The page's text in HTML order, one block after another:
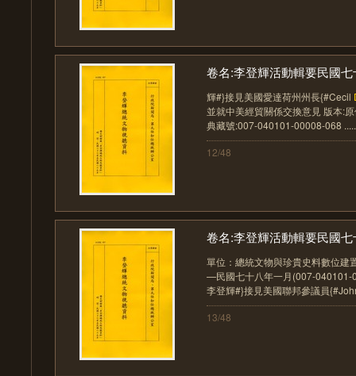
卷名:李登輝活動輯要民國七
輝#}接見美國愛達荷州州長{#Cecil
並就中美經貿關係交換意見 版本:
典藏號:007-040101-00008-068 .....
12/48
卷名:李登輝活動輯要民國七
單位：總統文物與珍貴史料數位建
—民國七十八年一月(007-040101-
李登輝#}接見美國聯邦參議員
13/48